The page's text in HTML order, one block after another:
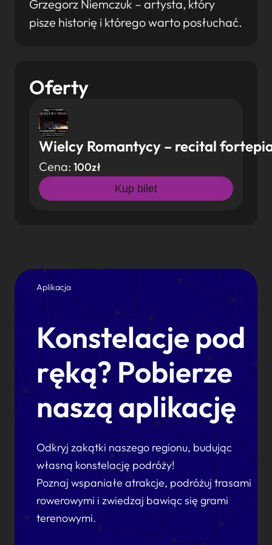
Grzegorz Niemczuk – artysta, który
pisze historię i którego warto posłuchać.
Oferty
Wielcy Romantycy – recital
Cena: 100zł
Kup bilet
Aplikacja
Konstelacje pod
ręką? Pobierze
naszą aplikację
Odkryj zakątki naszego regionu, budując
własną konstelację podróży!
Poznaj wspaniałe atrakcje, podróżuj trasami
rowerowymi i zwiedzaj bawiąc się grami
terenowymi.